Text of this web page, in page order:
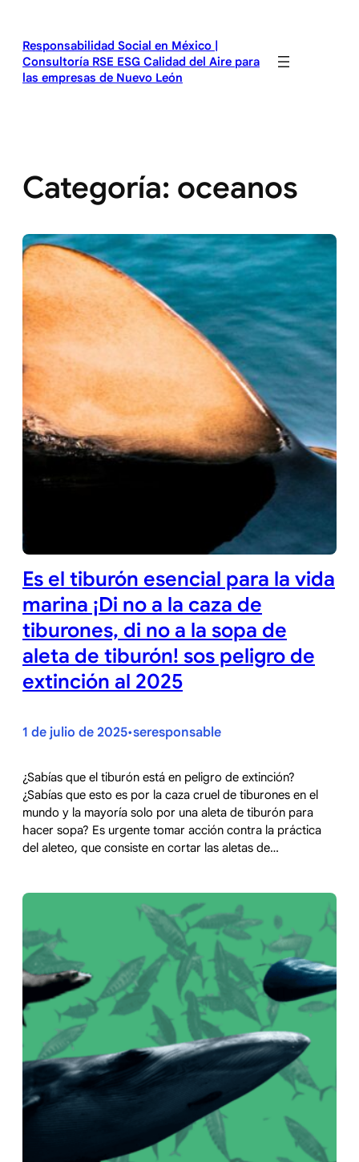
contenido
Responsabilidad Social en México |
Consultoría RSE ESG Calidad del Aire para
las empresas de Nuevo León
Categoría: oceanos
Es el tiburón esencial para la vida
marina ¡Di no a la caza de
tiburones, di no a la sopa de
aleta de tiburón! sos peligro de
extinción al 2025
1 de julio de 2025•seresponsable
¿Sabías que el tiburón está en peligro de extinción?
¿Sabías que esto es por la caza cruel de tiburones en el
mundo y la mayoría solo por una aleta de tiburón para
hacer sopa? Es urgente tomar acción contra la práctica
del aleteo, que consiste en cortar las aletas de…